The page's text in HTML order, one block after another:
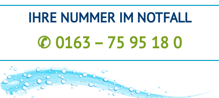
IHRE NUMMER IM NOTFALL
✆ 0163 – 75 95 18 0